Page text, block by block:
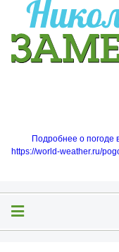
Подробнее о погоде
https://world-weather.ru/